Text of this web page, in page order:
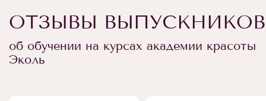
ОТЗЫВЫ ВЫПУСКНИКОВ
об обучении на курсах академии красоты
Эколь